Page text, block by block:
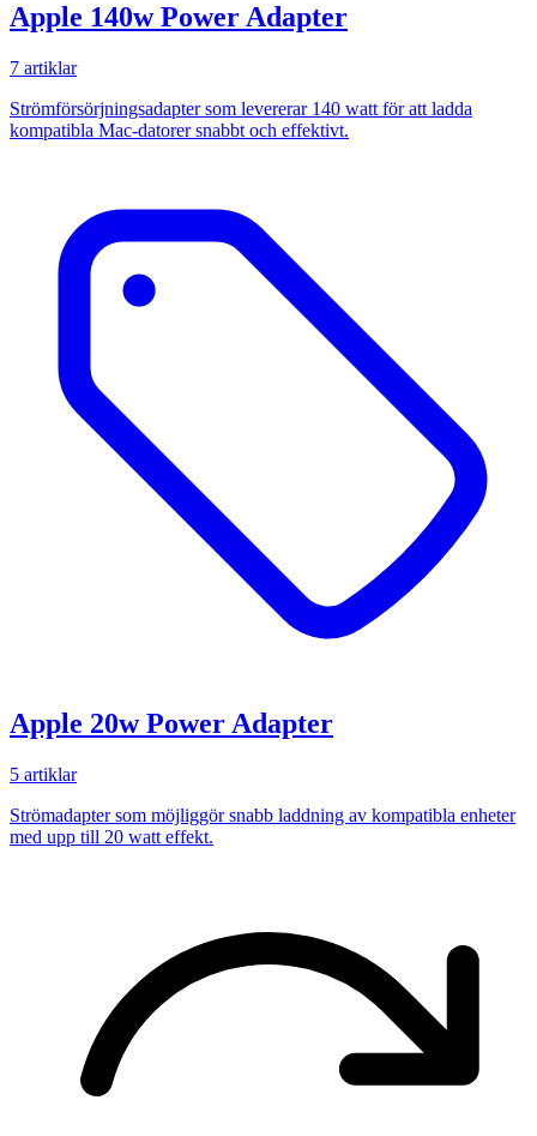
Apple 140w Power Adapter
7 artiklar
Strömförsörjningsadapter som levererar 140 watt för att ladda
kompatibla Mac-datorer snabbt och effektivt.
Apple 20w Power Adapter
5 artiklar
Strömadapter som möjliggör snabb laddning av kompatibla enheter
med upp till 20 watt effekt.